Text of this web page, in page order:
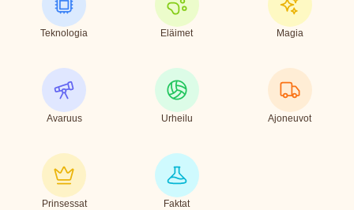
Teknologia Eläimet Magia
Avaruus Urheilu Ajoneuvot
Prinsessat Faktat